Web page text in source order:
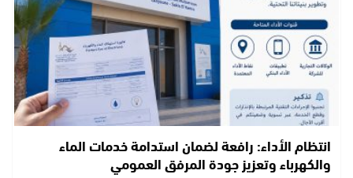
انتظام الأداء: رافعة لضمان استدامة خدمات الماء
والكهرباء وتعزيز جودة المرفق العمومي